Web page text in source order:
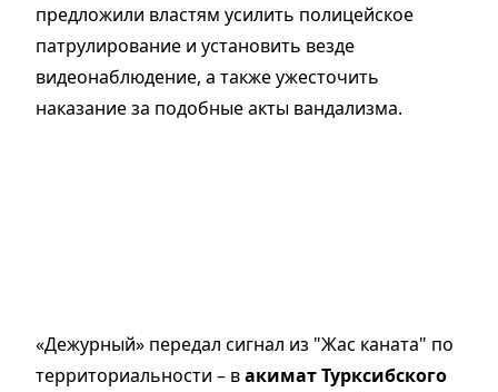
предложили властям усилить полицейское
патрулирование и установить везде
видеонаблюдение, а также ужесточить
наказание за подобные акты вандализма.
«Дежурный» передал сигнал из "Жас каната" по
территориальности – вакимат Турксибского